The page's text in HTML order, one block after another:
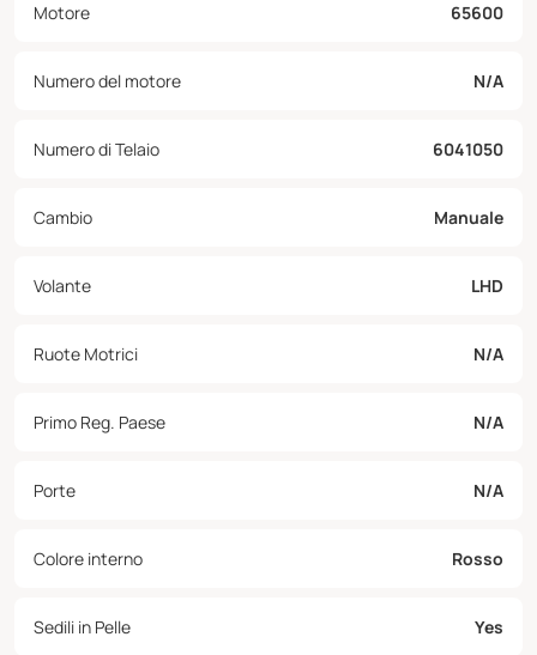
Motore 65600
Numero del motore N/A
Numero di Telaio 6041050
Cambio Manuale
Volante LHD
Ruote Motrici N/A
Primo Reg. Paese N/A
Porte N/A
Colore interno Rosso
Sedili in Pelle Yes